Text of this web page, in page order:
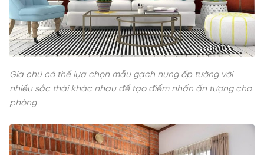
Gia chủ có thể lựa chọn mẫu gạch nung ốp tường với
nhiều sắc thái khác nhau để tạo điểm nhấn ấn tượng cho
phòng